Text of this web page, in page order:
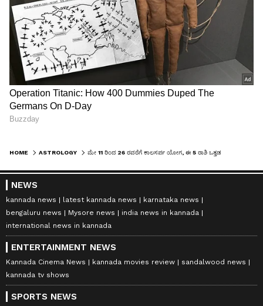
HOME ASTROLOGY
NEWS
kannada news latest kannada news
karnataka news
bengaluru news
Mysore news
india news in kannada
international news in kannada
ENTERTAINMENT NEWS
Kannada Cinema News kannada movies review
sandalwood news
kannada tv shows
SPORTS NEWS